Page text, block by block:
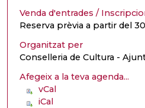
Venda d'entrades /
Reserva prèvia a partir del
Organitzat per
Conselleria de Cultura -
Afegeix a la teva agenda...
vCal
iCal